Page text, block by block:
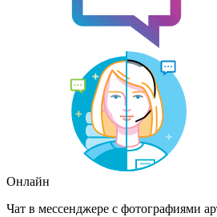
Онлайн
Чат в мессенджере с фотографиями